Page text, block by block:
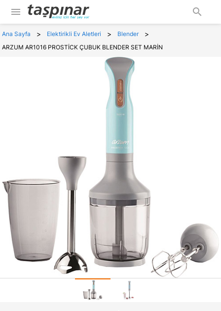
menu search
Ana Sayfa > Elektirikli Ev Aletleri > Blender >
ARZUM AR1016 PROSTİCK ÇUBUK BLENDER SET MARİN